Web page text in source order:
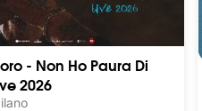
- Non Ho Paura Di
2026